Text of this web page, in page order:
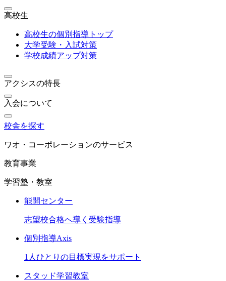
高校生
高校生の個別指導トップ
大学受験・入試対策
学校成績アップ対策
アクシスの特長
入会について
校舎を探す
ワオ・コーポレーションのサービス
教育事業
学習塾・教室
能開センター
志望校合格へ導く受験指導
個別指導Axis
1人ひとりの目標実現をサポート
スタッド学習教室